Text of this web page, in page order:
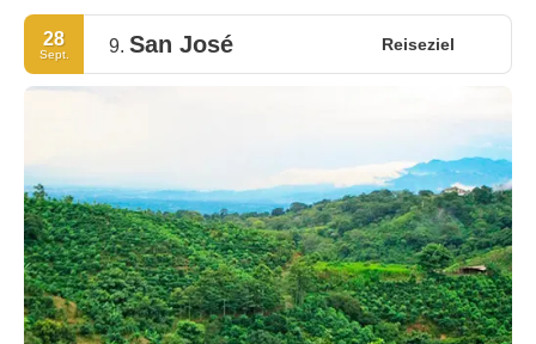
28
Sept. 9. San José Reiseziel